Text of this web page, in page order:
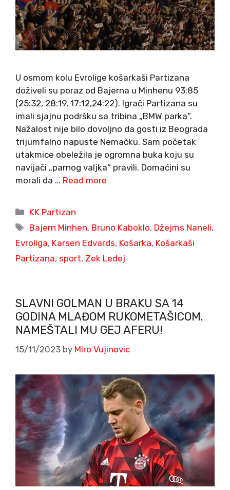
U osmom kolu Evrolige košarkaši Partizana
doživeli su poraz od Bajerna u Minhenu 93:85
(25:32, 28:19, 17:12,24:22). Igrači Partizana su
imali sjajnu podršku sa tribina „BMW parka“.
Nažalost nije bilo dovoljno da gosti iz Beograda
trijumfalno napuste Nemačku. Sam početak
utakmice obeležila je ogromna buka koju su
navijači „parnog valjka“ pravili. Domaćini su
morali da … Read more
Categories
KK Partizan
Tags
Bajern Minhen, Bruno Kaboklo, Džejms Naneli,
Evroliga, Karsen Edvards, Košarka, Košarkaši
Partizana, sport, Zek Ledej
SLAVNI GOLMAN U BRAKU SA 14
GODINA MLAĐOM RUKOMETAŠICOM.
NAMEŠTALI MU GEJ AFERU!
15/11/2023 by Miro Vujinovic